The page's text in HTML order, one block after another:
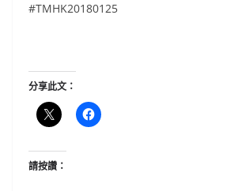
#TMHK20180125
分享此文：
請按讚：